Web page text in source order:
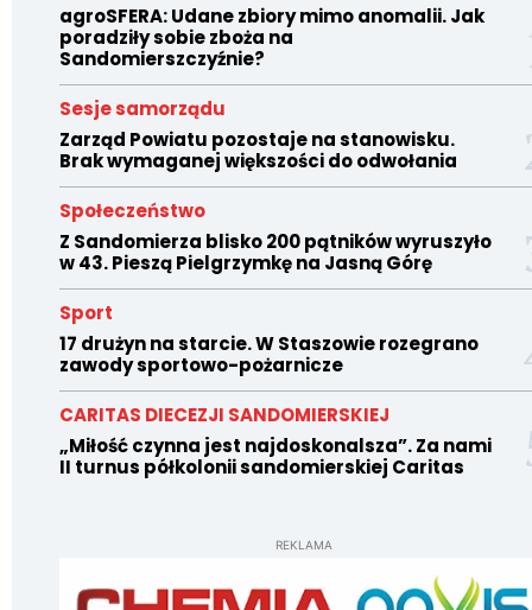
agroSFERA: Udane zbiory mimo anomalii. Jak
poradziły sobie zboża na
Sandomierszczyźnie?
Sesje samorządu
Zarząd Powiatu pozostaje na stanowisku.
Brak wymaganej większości do odwołania
Społeczeństwo
Z Sandomierza blisko 200 pątników wyruszyło
w 43. Pieszą Pielgrzymkę na Jasną Górę
Sport
17 drużyn na starcie. W Staszowie rozegrano
zawody sportowo-pożarnicze
CARITAS DIECEZJI SANDOMIERSKIEJ
„Miłość czynna jest najdoskonalsza”. Za nami
II turnus półkolonii sandomierskiej Caritas
REKLAMA